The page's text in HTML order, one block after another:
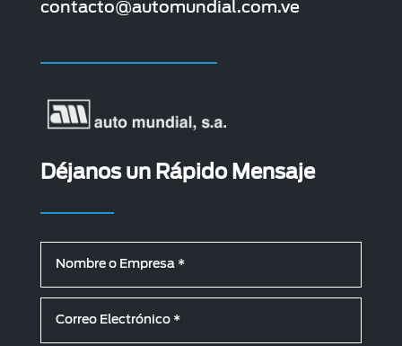
contacto@automundial.com.ve
Déjanos un Rápido Mensaje